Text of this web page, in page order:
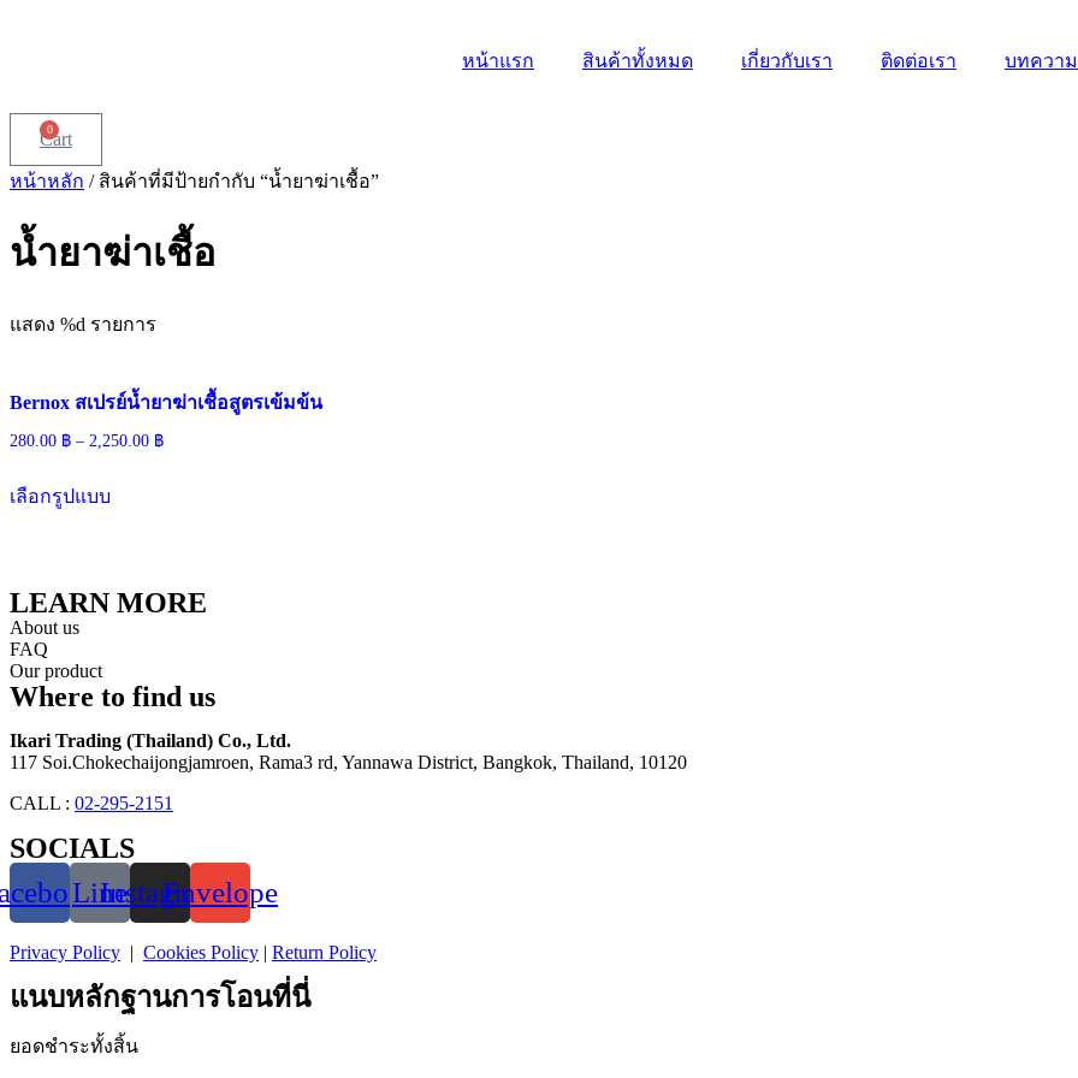
หน้าแรก สินค้าทั้งหมด เกี่ยวกับเรา ติดต่อเรา บทความ
0
Cart
หน้าหลัก / สินค้าที่มีป้ายกำกับ “น้ำยาฆ่าเชื้อ”
น้ำยาฆ่าเชื้อ
แสดง %d รายการ
Bernox สเปรย์น้ำยาฆ่าเชื้อสูตรเข้มข้น
280.00 ฿ – 2,250.00 ฿
เลือกรูปแบบ
LEARN MORE
About us
FAQ
Our product
Where to find us
Ikari Trading (Thailand) Co., Ltd.
117 Soi.Chokechaijongjamroen, Rama3 rd, Yannawa District, Bangkok, Thailand, 10120
CALL : 02-295-2151
SOCIALS
LineInstagramEnvelope
Privacy Policy | Cookies Policy | Return Policy
แนบหลักฐานการโอนที่นี่
ยอดชำระทั้งสิ้น